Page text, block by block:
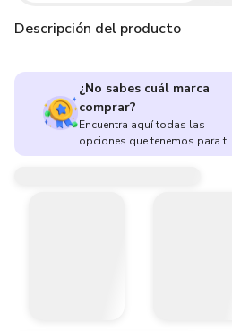
Descripción del producto
¿No sabes cuál marca
comprar?
Encuentra aquí todas las
opciones que tenemos para ti.